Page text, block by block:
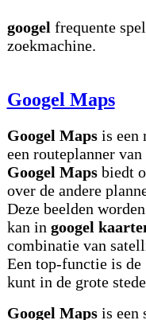
googel frequente
zoekmachine.
Googel Maps
Googel Mapsis een
een routeplanner van
Googel Mapsbiedt
over de andere
Deze beelden
kan in googel
combinatie van
Een top-functie is
kunt in de grote
Googel Mapsis een